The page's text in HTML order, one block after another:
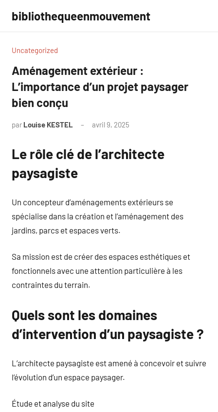
contenu
bibliothequeenmouvement
Uncategorized
Aménagement extérieur :
L’importance d’un projet paysager
bien conçu
par Louise KESTEL avril 9, 2025
Le rôle clé de l’architecte
paysagiste
Un concepteur d’aménagements extérieurs se
spécialise dans la création et l’aménagement des
jardins, parcs et espaces verts.
Sa mission est de créer des espaces esthétiques et
fonctionnels avec une attention particulière à les
contraintes du terrain.
Quels sont les domaines
d’intervention d’un paysagiste ?
L’architecte paysagiste est amené à concevoir et suivre
l’évolution d’un espace paysager.
Étude et analyse du site